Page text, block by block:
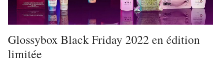
Glossybox Black Friday 2022 en édition
limitée